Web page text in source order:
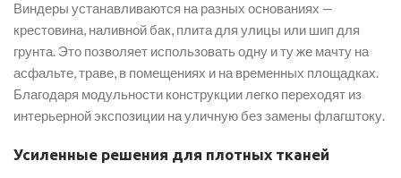
Виндеры устанавливаются на разных основаниях —
крестовина, наливной бак, плита для улицы или шип для
грунта. Это позволяет использовать одну и ту же мачту на
асфальте, траве, в помещениях и на временных площадках.
Благодаря модульности конструкции легко переходят из
интерьерной экспозиции на уличную без замены флагштоку.
Усиленные решения для плотных тканей